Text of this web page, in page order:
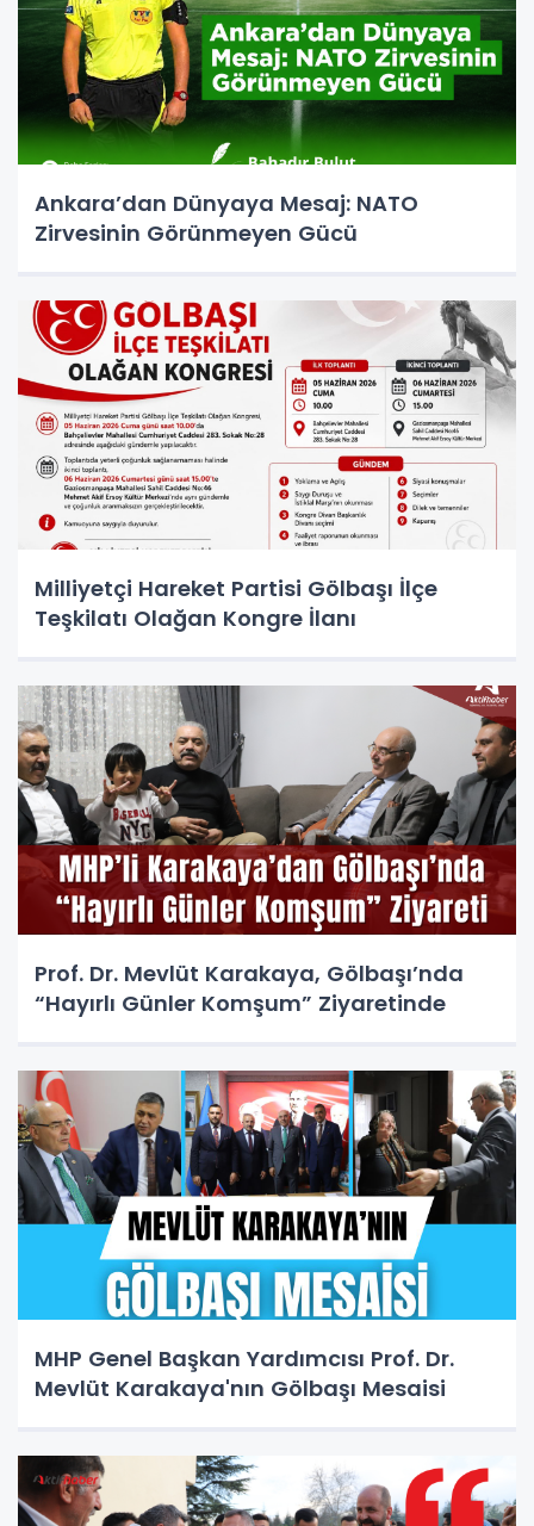
Ankara’dan Dünyaya Mesaj: NATO
Zirvesinin Görünmeyen Gücü
Milliyetçi Hareket Partisi Gölbaşı İlçe
Teşkilatı Olağan Kongre İlanı
Prof. Dr. Mevlüt Karakaya, Gölbaşı’nda
“Hayırlı Günler Komşum” Ziyaretinde
MHP Genel Başkan Yardımcısı Prof. Dr.
Mevlüt Karakaya'nın Gölbaşı Mesaisi